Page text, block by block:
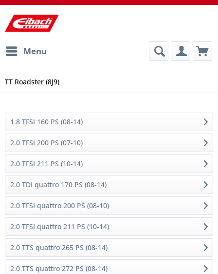
Menu
TT Roadster (8J9)
1.8 TFSI 160 PS (08-14)
2.0 TFSI 200 PS (07-10)
2.0 TFSI 211 PS (10-14)
2.0 TDI quattro 170 PS (08-14)
2.0 TFSI quattro 200 PS (08-10)
2.0 TFSI quattro 211 PS (10-14)
2.0 TTS quattro 265 PS (08-14)
2.0 TTS quattro 272 PS (08-14)